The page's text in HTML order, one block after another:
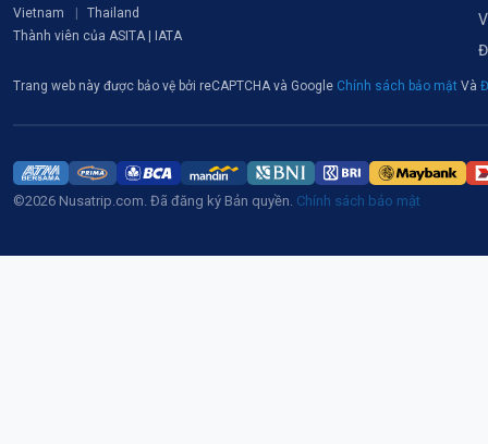
Vietnam
Thailand
Thành viên của ASITA | IATA
Trang web này được bảo vệ bởi reCAPTCHA và Google Chính sách bảo mật Và
©2026 Nusatrip.com. Đã đăng ký Bản quyền. Chính sách bảo mật